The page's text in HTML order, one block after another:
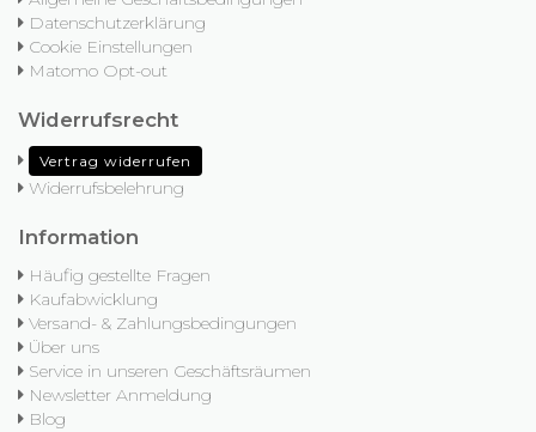
Datenschutzerklärung
Cookie Einstellungen
Matomo Opt-out
Widerrufsrecht
Vertrag widerrufen
Widerrufsbelehrung
Information
Häufig gestellte Fragen
Kaufabwicklung
Versand- & Zahlungsbedingungen
Über uns
Service in unseren Geschäftsräumen
Newsletter Anmeldung
Blog